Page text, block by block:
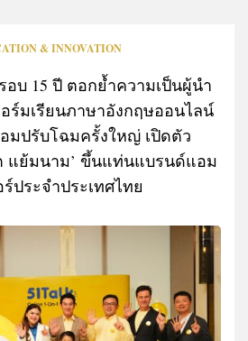
& INNOVATION
อบ 15 ปี ตอกย้ำความเป็นผู้นำ
ร์มเรียนภาษาอังกฤษออนไลน์
มปรับโฉมครั้งใหญ่ เปิดตัว
แย้มนาม’ ขึ้นแท่นแบรนด์แอม
ประจำประเทศไทย